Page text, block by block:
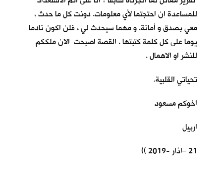
للمساعدة ان احتجتما لأي معلومات. دونت كل ما حدث ،
معي بصدق و أمانة. و مهما سيحدث لي ، فلن اكون نادما
يوما على كل كلمة كتبتها . القصة اصبحت الان ملككم
للنشر او الاهمال .
تحياتي القلبية.
اخوكم مسعود
اربيل
21 –اذار -2019 ))